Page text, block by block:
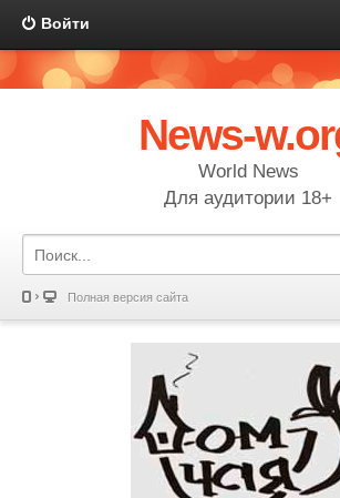
Войти
News-
World News
Для аудитории 18+
Полная версия сайта